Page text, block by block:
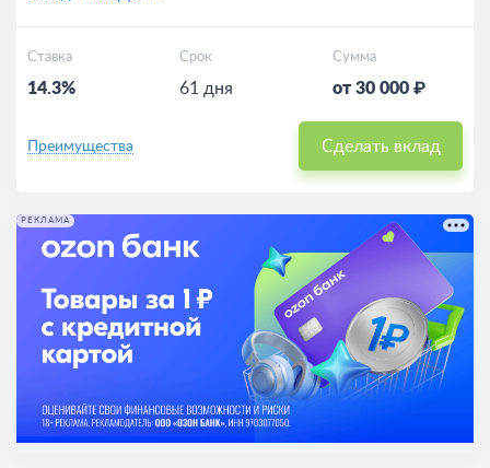
Ставка
14.3%
Срок
61 дня
Сумма
от 30 000 ₽
Преимущества Сделать вклад
РЕКЛАМА